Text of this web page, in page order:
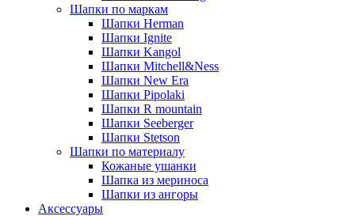
Шапки по маркам
Шапки Herman
Шапки Ignite
Шапки Kangol
Шапки Mitchell&Ness
Шапки New Era
Шапки Pipolaki
Шапки R mountain
Шапки Seeberger
Шапки Stetson
Шапки по материалу
Кожаные ушанки
Шапка из мериноса
Шапки из ангоры
Аксессуары